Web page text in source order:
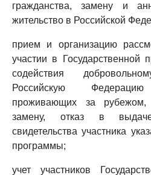
гражданства, замену и
жительство в Российской
прием и организацию
участии в Государственной
содействия
Российскую Федерацию
проживающих за рубежом,
замену, отказ в
свидетельства участника
программы;
учет участников